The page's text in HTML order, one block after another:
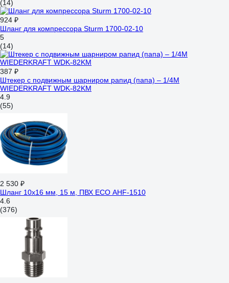
(14)
924 ₽
Шланг для компрессора Sturm 1700-02-10
5
(14)
387 ₽
Штекер с подвижным шарниром рапид (папа) – 1/4M
WIEDERKRAFT WDK-82KM
4.9
(55)
2 530 ₽
Шланг 10х16 мм, 15 м, ПВХ ECO AHF-1510
4.6
(376)